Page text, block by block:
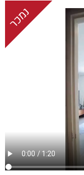
נמכר